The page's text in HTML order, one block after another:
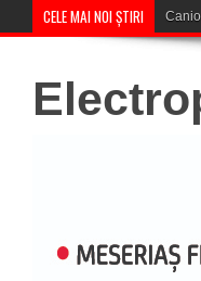
CELE MAI NOI ȘTIRI